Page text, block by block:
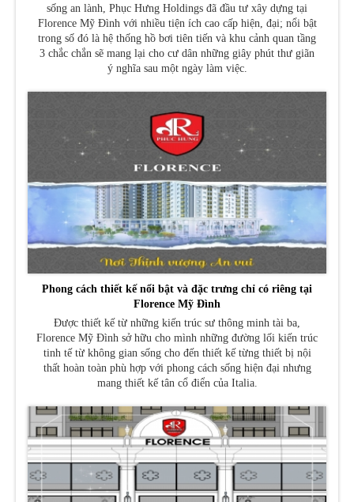
sống an lành, Phục Hưng Holdings đã đầu tư xây dựng tại
Florence Mỹ Đình với nhiều tiện ích cao cấp hiện, đại; nổi bật
trong số đó là hệ thống hồ bơi tiên tiến và khu cảnh quan tầng
3 chắc chắn sẽ mang lại cho cư dân những giây phút thư giãn
ý nghĩa sau một ngày làm việc.
Phong cách thiết kế nổi bật và đặc trưng chỉ có riêng tại
Florence Mỹ Đình
Được thiết kế từ những kiến trúc sư thông minh tài ba,
Florence Mỹ Đình sở hữu cho mình những đường lối kiến trúc
tinh tế từ không gian sống cho đến thiết kế từng thiết bị nội
thất hoàn toàn phù hợp với phong cách sống hiện đại nhưng
mang thiết kế tân cổ điển của Italia.